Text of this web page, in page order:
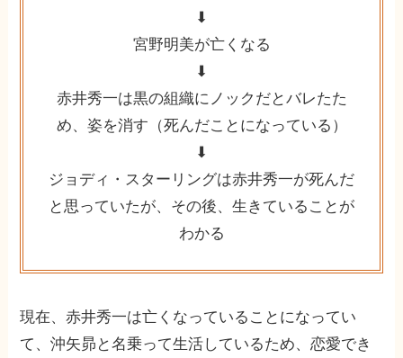
⬇︎
宮野明美が亡くなる
⬇︎
赤井秀一は黒の組織にノックだとバレたた
め、姿を消す（死んだことになっている）
⬇︎
ジョディ・スターリングは赤井秀一が死んだ
と思っていたが、その後、生きていることが
わかる
現在、赤井秀一は亡くなっていることになってい
て、沖矢昴と名乗って生活しているため、恋愛でき